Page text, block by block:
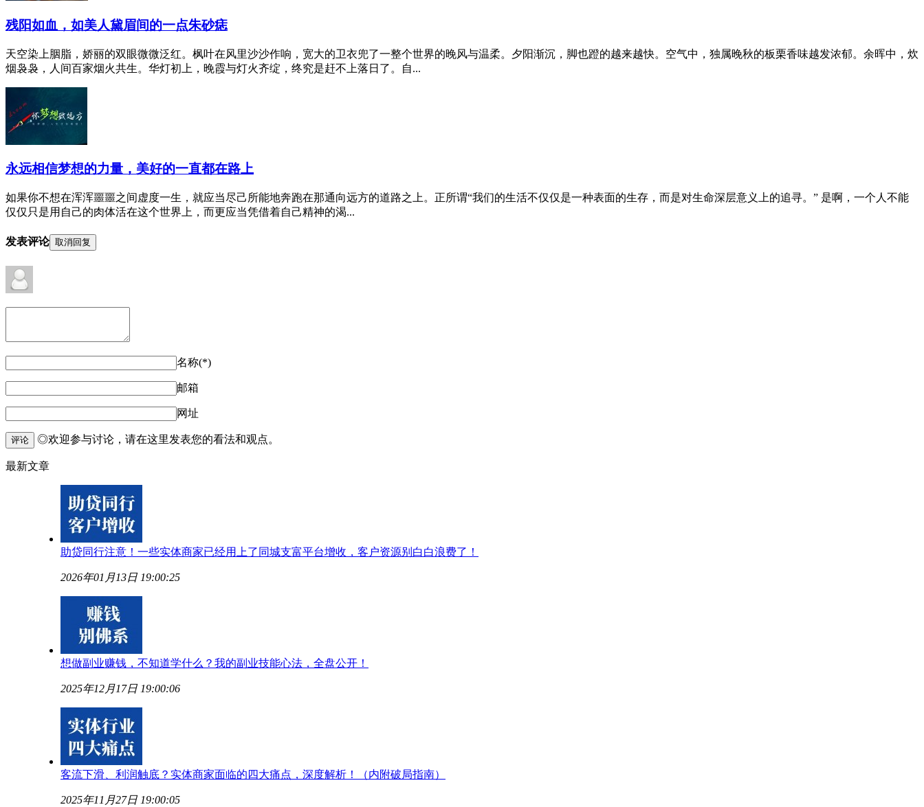
残阳如血，如美人黛眉间的一点朱砂痣
天空染上胭脂，娇丽的双眼微微泛红。枫叶在风里沙沙作响，宽大的卫衣兜了一整个世界的晚风与温柔。夕阳渐沉，脚也蹬的越来越快。空气中，独属晚秋的板栗香味越发浓郁。余晖中，炊
烟袅袅，人间百家烟火共生。华灯初上，晚霞与灯火齐绽，终究是赶不上落日了。自...
永远相信梦想的力量，美好的一直都在路上
如果你不想在浑浑噩噩之间虚度一生，就应当尽己所能地奔跑在那通向远方的道路之上。正所谓“我们的生活不仅仅是一种表面的生存，而是对生命深层意义上的追寻。” 是啊，一个人不能
仅仅只是用自己的肉体活在这个世界上，而更应当凭借着自己精神的渴...
发表评论 取消回复
名称(*)
邮箱
网址
评论 ◎欢迎参与讨论，请在这里发表您的看法和观点。
最新文章
助贷同行注意！一些实体商家已经用上了同城支富平台增收，客户资源别白白浪费了！
2026年01月13日 19:00:25
想做副业赚钱，不知道学什么？我的副业技能心法，全盘公开！
2025年12月17日 19:00:06
客流下滑、利润触底？实体商家面临的四大痛点，深度解析！（内附破局指南）
2025年11月27日 19:00:05